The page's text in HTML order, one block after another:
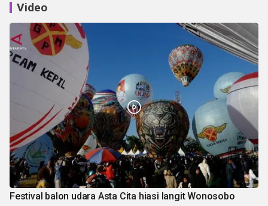
Video
Festival balon udara Asta Cita hiasi langit Wonosobo